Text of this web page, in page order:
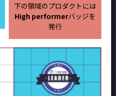
下の領域のプロダクトには
High performerバッジを
発行